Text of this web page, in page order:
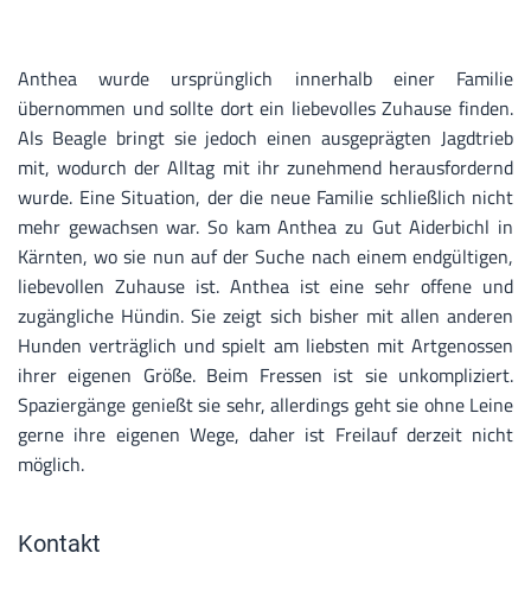
Anthea wurde ursprünglich innerhalb einer Familie
übernommen und sollte dort ein liebevolles Zuhause finden.
Als Beagle bringt sie jedoch einen ausgeprägten Jagdtrieb
mit, wodurch der Alltag mit ihr zunehmend herausfordernd
wurde. Eine Situation, der die neue Familie schließlich nicht
mehr gewachsen war. So kam Anthea zu Gut Aiderbichl in
Kärnten, wo sie nun auf der Suche nach einem endgültigen,
liebevollen Zuhause ist. Anthea ist eine sehr offene und
zugängliche Hündin. Sie zeigt sich bisher mit allen anderen
Hunden verträglich und spielt am liebsten mit Artgenossen
ihrer eigenen Größe. Beim Fressen ist sie unkompliziert.
Spaziergänge genießt sie sehr, allerdings geht sie ohne Leine
gerne ihre eigenen Wege, daher ist Freilauf derzeit nicht
möglich.
Kontakt